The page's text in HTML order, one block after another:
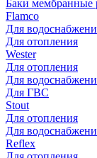
Баки мембранные
Flamco
Для
Для отопления
Wester
Для отопления
Для
Для ГВС
Stout
Для отопления
Для
Reflex